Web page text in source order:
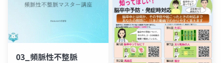
03_頻脈性不整脈